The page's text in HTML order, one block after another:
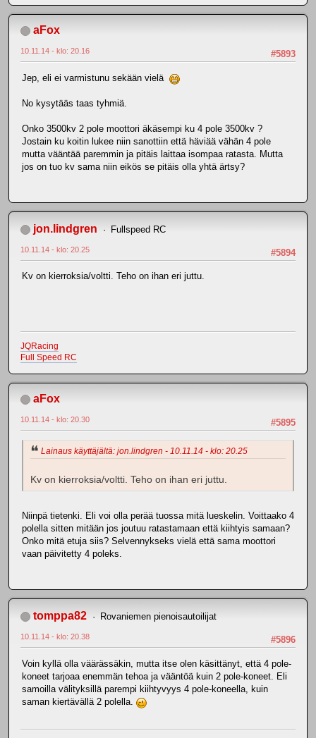
aFox
#5893
10.11.14 - klo: 20.16
Jep, eli ei varmistunu sekään vielä
No kysytääs taas tyhmiä.
Onko 3500kv 2 pole moottori äkäsempi ku 4 pole 3500kv ?
Jostain ku koitin lukee niin sanottiin että häviää vähän 4 pole
mutta vääntää paremmin ja pitäis laittaa isompaa ratasta. Mutta
jos on tuo kv sama niin eikös se pitäis olla yhtä ärtsy?
jon.lindgren Fullspeed RC
#5894
10.11.14 - klo: 20.25
Kv on kierroksia/voltti. Teho on ihan eri juttu.
JQRacing
Full Speed RC
aFox
#5895
10.11.14 - klo: 20.30
Lainaus käyttäjältä: jon.lindgren - 10.11.14 - klo: 20.25
Kv on kierroksia/voltti. Teho on ihan eri juttu.
Niinpä tietenki. Eli voi olla perää tuossa mitä lueskelin. Voittaako 4
polella sitten mitään jos joutuu ratastamaan että kiihtyis samaan?
Onko mitä etuja siis? Selvennykseks vielä että sama moottori
vaan päivitetty 4 poleks.
tomppa82 Rovaniemen pienoisautoilijat
#5896
10.11.14 - klo: 20.38
Voin kyllä olla väärässäkin, mutta itse olen käsittänyt, että 4 pole-
koneet tarjoaa enemmän tehoa ja vääntöä kuin 2 pole-koneet. Eli
samoilla välityksillä parempi kiihtyvyys 4 pole-koneella, kuin
saman kiertävällä 2 polella.